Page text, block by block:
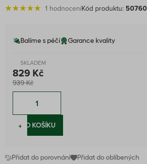
1 hodnoceníKód produktu: 50760
Balíme s péčí Garance kvality
SKLADEM
829 Kč
939 Kč
−
+DO KOŠÍKU
Přidat do porovnání Přidat do oblíbených